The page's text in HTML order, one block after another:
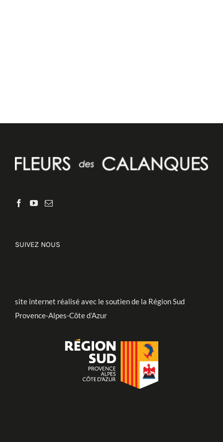
SUIVEZ NOUS
site internet réalisé avec le soutien de la Région Sud
Provence-Alpes-Côte d’Azur